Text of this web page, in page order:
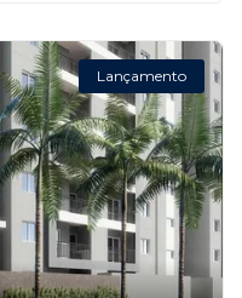
Lançamento